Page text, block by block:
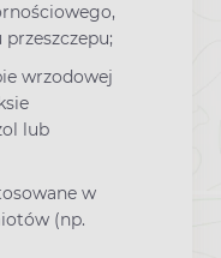
wrzodowej
lub
w
(np.